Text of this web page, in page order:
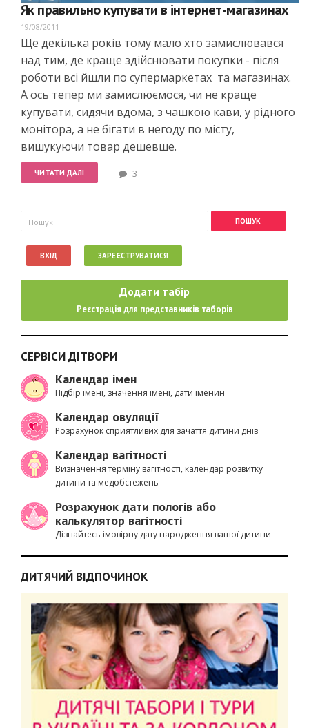
Як правильно купувати в інтернет-магазинах
19/08/2011
Ще декілька років тому мало хто замислювався
над тим, де краще здійснювати покупки - після
роботи всі йшли по супермаркетах та магазинах.
А ось тепер ми замислюємося, чи не краще
купувати, сидячи вдома, з чашкою кави, у рідного
монітора, а не бігати в негоду по місту,
вишукуючи товар дешевше.
ЧИТАТИ ДАЛІ 3
Пошукова форма
Пошук
ВХІД ЗАРЕЄСТРУВАТИСЯ
Додати табір
Реєстрація для представників таборів
СЕРВІСИ ДІТВОРИ
Календар імен
Підбір імені, значення імені, дати іменин
Календар овуляції
Розрахунок сприятливих для зачаття дитини днів
Календар вагітності
Визначення терміну вагітності, календар розвитку
дитини та медобстежень
Розрахунок дати пологів або
калькулятор вагітності
Дізнайтесь імовірну дату народження вашої дитини
ДИТЯЧИЙ ВІДПОЧИНОК